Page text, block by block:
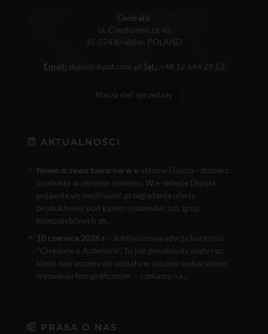
Centrala:
ul. Ciepłownicza 40
31-574 Kraków, POLAND
Email: dipol@dipol.com.pl Tel.: +48 12 644 29 13
Nasza sieć sprzedaży
AKTUALNOŚCI
Nowe drzewo towarów w e-sklepie Dipola - dobierz
produkty w obrębie systemu. W e-sklepie Dipola
pojawiła się możliwość przeglądania oferty
produktowej pod kątem systemów, tzn. grup
kompatybilnych ze...
10 czerwca 2026 r. - Jubileuszowa edycja konkursu
"Ciekawie o Antenach". To już dwudziesty piąty raz,
kiedy zapraszamy do udziału w naszym wakacyjnym
wyzwaniu fotograficznym – czekamy na...
PRASA O NAS